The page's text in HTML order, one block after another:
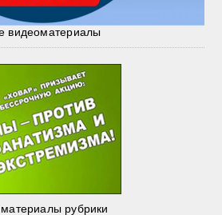
видеоматериалы
рубрики